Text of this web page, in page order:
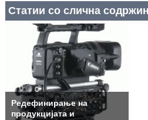
Статии со слична
Редефинирање на
продукцијата и